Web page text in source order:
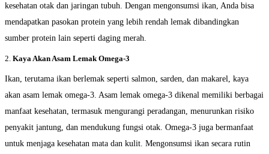
kesehatan otak dan jaringan tubuh. Dengan mengonsumsi ikan, Anda bisa
mendapatkan pasokan protein yang lebih rendah lemak dibandingkan
sumber protein lain seperti daging merah.
2. Kaya Akan Asam Lemak Omega-3
Ikan, terutama ikan berlemak seperti salmon, sarden, dan makarel, kaya
akan asam lemak omega-3. Asam lemak omega-3 dikenal memiliki berbagai
manfaat kesehatan, termasuk mengurangi peradangan, menurunkan risiko
penyakit jantung, dan mendukung fungsi otak. Omega-3 juga bermanfaat
untuk menjaga kesehatan mata dan kulit. Mengonsumsi ikan secara rutin